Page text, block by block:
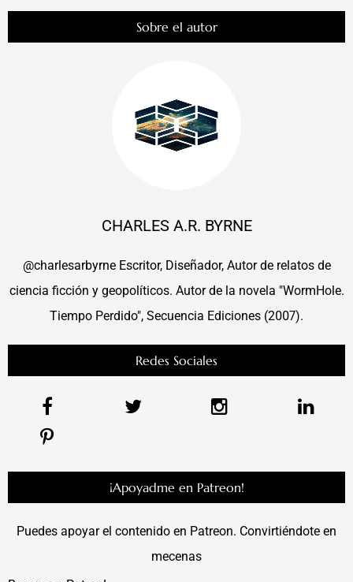
Sobre el autor
CHARLES A.R. BYRNE
@charlesarbyrne Escritor, Diseñador, Autor de relatos de
ciencia ficción y geopolíticos. Autor de la novela "WormHole.
Tiempo Perdido", Secuencia Ediciones (2007).
Redes Sociales
¡Apoyadme en Patreon!
Puedes apoyar el contenido en Patreon. Convirtiéndote en
mecenas